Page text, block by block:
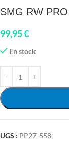
SMG RW
99,95€
En stock
UGS : PP27-558